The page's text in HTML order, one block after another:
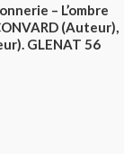
– L’ombre
(Auteur),
GLENAT 56